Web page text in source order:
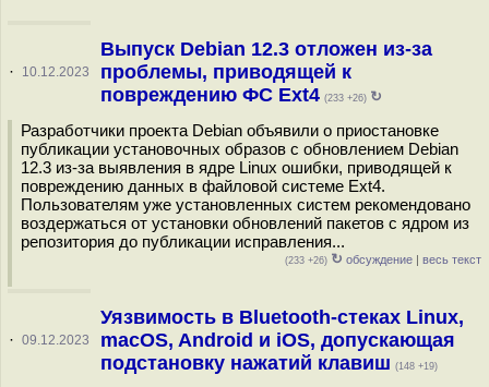
· 10.12.2023
Выпуск Debian 12.3 отложен из-за
проблемы, приводящей к
повреждению ФС Ext4 (233 +26) ↻
Разработчики проекта Debian объявили о приостановке
публикации установочных образов с обновлением Debian
12.3 из-за выявления в ядре Linux ошибки, приводящей к
повреждению данных в файловой системе Ext4.
Пользователям уже установленных систем рекомендовано
воздержаться от установки обновлений пакетов с ядром из
репозитория до публикации исправления...
(233 +26) ↻ обсуждение | весь текст
· 09.12.2023
Уязвимость в Bluetooth-стеках Linux,
macOS, Android и iOS, допускающая
подстановку нажатий клавиш (148 +19)